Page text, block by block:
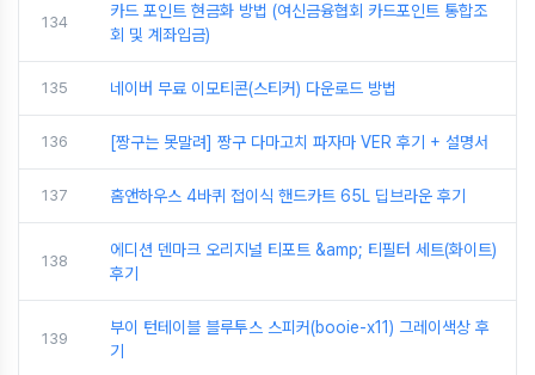
134
카드 포인트 현금화 방법 (여신금융협회 카드포인트 통합조
회 및 계좌입금)
135 네이버 무료 이모티콘(스티커) 다운로드 방법
136 [짱구는 못말려] 짱구 다마고치 파자마 VER 후기 + 설명서
137 홈앤하우스 4바퀴 접이식 핸드카트 65L 딥브라운 후기
138
에디션 덴마크 오리지널 티포트 &amp; 티필터 세트(화이트)
후기
139
부이 턴테이블 블루투스 스피커(booie-x11) 그레이색상 후
기